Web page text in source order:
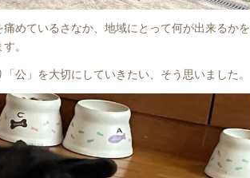
めているさなか、地域にとって何が出来るかを
。
公」を大切にしていきたい、そう思いました。